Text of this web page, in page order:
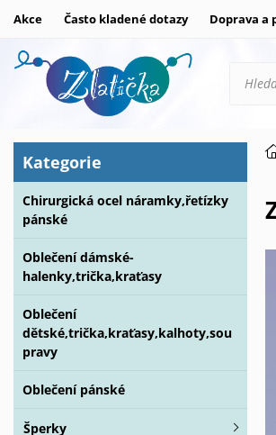
Akce Často kladené dotazy Doprava a
Kategorie
Chirurgická ocel náramky,řetízky
pánské
Oblečení dámské-
halenky,trička,kraťasy
Oblečení
dětské,trička,kraťasy,kalhoty,sou
pravy
Oblečení pánské
Šperky